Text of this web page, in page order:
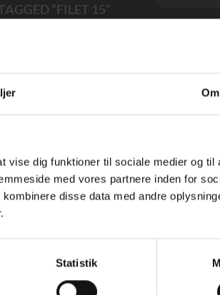
Om
vise dig funktioner til sociale medier og til
med vores partnere inden for
disse data med andre
Statistik
“FILET 15”